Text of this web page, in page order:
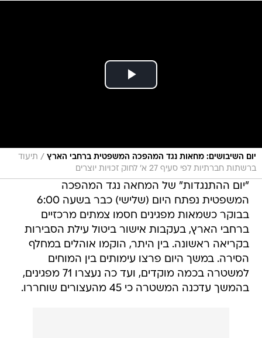
יום השיבושים: מחאות נגד המהפכה המשפטית ברחבי הארץ / תיעוד
ברשתות חברתיות לפי סעיף 27 א' לחוק זכויות יוצרים
"יום ההתנגדות" של המחאה נגד המהפכה
המשפטית נפתח היום (שלישי) כבר בשעה 6:00
בבוקר כשמאות מפגינים חסמו צמתים מרכזיים
ברחבי הארץ, בעקבות אישור ביטול עילת הסבירות
בקריאה ראשונה. בין היתר, הוקמו אוהלים במחלף
הסירה. במשך היום פרצו עימותים בין המוחים
למשטרה בכמה מוקדים, ועד כה נעצרו 71 מפגינים,
בהמשך עדכנה המשטרה כי 45 מהעצורים שוחררו.